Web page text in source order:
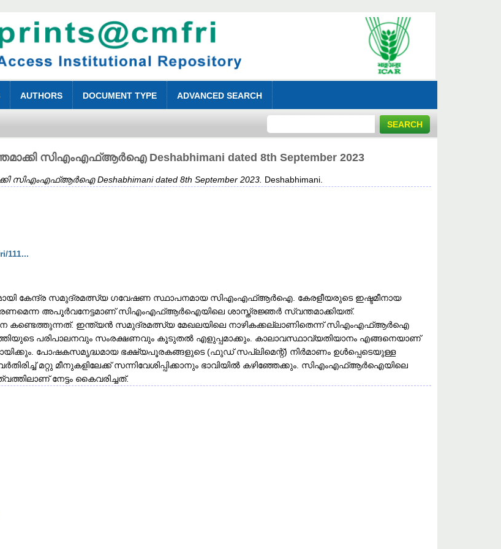
AUTHORS DOCUMENT TYPE ADVANCED SEARCH
സിഎംഎഫ്ആർഐ Deshabhimani dated 8th September 2023
Deshabhimani dated 8th September 2023. Deshabhimani.
111...
കേന്ദ്ര സമുദ്രമത്സ്യ ഗവേഷണ സ്ഥാപനമായ സിഎംഎഫ്ആർഐ. കേരളീയരുടെ ഇഷ്ടമീനായ
അപൂർവനേട്ടമാണ് സിഎംഎഫ്ആർഐയിലെ ശാസ്ത്രജ്ഞർ സ്വന്തമാക്കിയത്.
കണ്ടെത്തുന്നത്. ഇന്ത്യൻ സമുദ്രമത്സ്യ മേഖലയിലെ നാഴികക്കല്ലാണിതെന്ന് സിഎംഎഫ്ആർഐ
പരിപാലനവും സംരക്ഷണവും കൂടുതൽ എളുപ്പമാക്കും. കാലാവസ്ഥാവ്യതിയാനം എങ്ങനെയാണ്‌
പോഷകസമൃദ്ധമായ ഭക്ഷ്യപൂരകങ്ങളുടെ (ഫുഡ് സപ്ലിമെന്റ്) നിർമാണം ഉൾപ്പെടെയുള്ള
മറ്റു മീനുകളിലേക്ക് സന്നിവേശിപ്പിക്കാനും ഭാവിയിൽ കഴിഞ്ഞേക്കും. സിഎംഎഫ്ആർഐയിലെ
നേട്ടം കൈവരിച്ചത്‌.